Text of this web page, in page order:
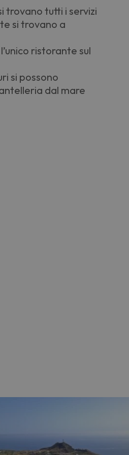
trovano tutti i servizi
si trovano a
ristorante sul
si possono
dal mare